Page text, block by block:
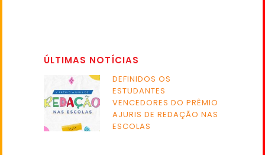
ÚLTIMAS NOTÍCIAS
DEFINIDOS OS
ESTUDANTES
VENCEDORES DO PRÊMIO
AJURIS DE REDAÇÃO NAS
ESCOLAS